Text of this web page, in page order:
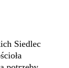
Siedlec